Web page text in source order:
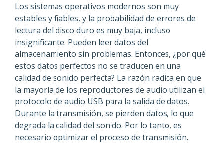
Los sistemas operativos modernos son muy
estables y fiables, y la probabilidad de errores de
lectura del disco duro es muy baja, incluso
insignificante. Pueden leer datos del
almacenamiento sin problemas. Entonces, ¿por qué
estos datos perfectos no se traducen en una
calidad de sonido perfecta? La razón radica en que
la mayoría de los reproductores de audio utilizan el
protocolo de audio USB para la salida de datos.
Durante la transmisión, se pierden datos, lo que
degrada la calidad del sonido. Por lo tanto, es
necesario optimizar el proceso de transmisión.